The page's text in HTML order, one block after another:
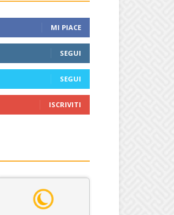
MI PIACE
SEGUI
SEGUI
ISCRIVITI